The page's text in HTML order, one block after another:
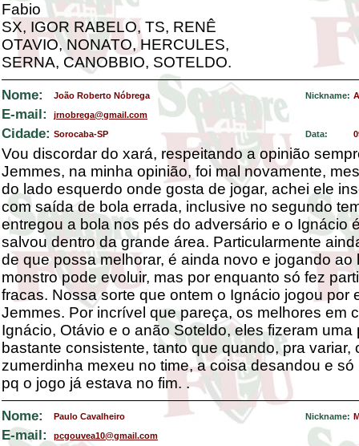
Fabio
SX, IGOR RABELO, TS, RENÊ
OTAVIO, NONATO, HERCULES,
SERNA, CANOBBIO, SOTELDO.
Nome: João Roberto Nóbrega Nickname:
E-mail: jrnobrega@gmail.com
Cidade: Sorocaba-SP Data:
Vou discordar do xará, respeitando a opinião
Jemmes, na minha opinião, foi mal novamente,
do lado esquerdo onde gosta de jogar, achei ele
com saída de bola errada, inclusive no segundo
entregou a bola nos pés do adversário e o Ignácio
salvou dentro da grande área. Particularmente
de que possa melhorar, é ainda novo e jogando ao
monstro pode evoluir, mas por enquanto só fez
fracas. Nossa sorte que ontem o Ignácio jogou por
Jemmes. Por incrível que pareça, os melhores em
Ignácio, Otávio e o anão Soteldo, eles fizeram uma
bastante consistente, tanto que quando, pra variar,
zumerdinha mexeu no time, a coisa desandou e
pq o jogo já estava no fim. .
Nome: Paulo Cavalheiro Nickname:
E-mail: pcgouvea10@gmail.com